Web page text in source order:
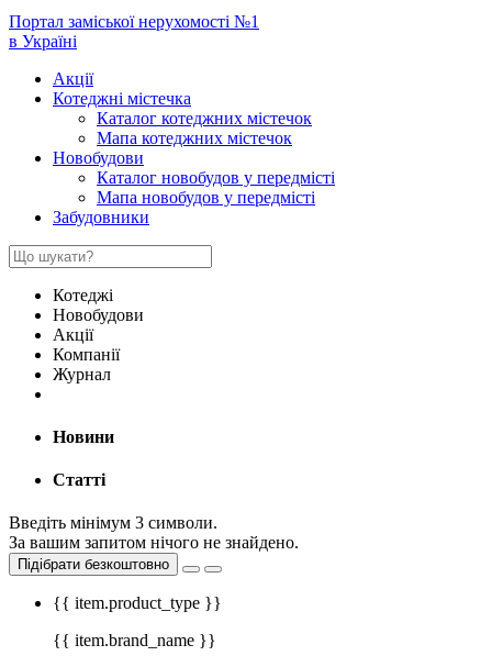
Портал заміської нерухомості №1
в Україні
Акції
Котеджні містечка
Каталог котеджних містечок
Мапа котеджних містечок
Новобудови
Каталог новобудов у передмісті
Мапа новобудов у передмісті
Забудовники
Котеджі
Новобудови
Акції
Компанії
Журнал
Новини
Статті
Введіть мінімум 3 символи.
За вашим запитом нічого не знайдено.
Підібрати безкоштовно
{{ item.product_type }}
{{ item.brand_name }}